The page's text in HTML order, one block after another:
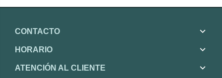
CONTACTO
HORARIO
ATENCIÓN AL CLIENTE